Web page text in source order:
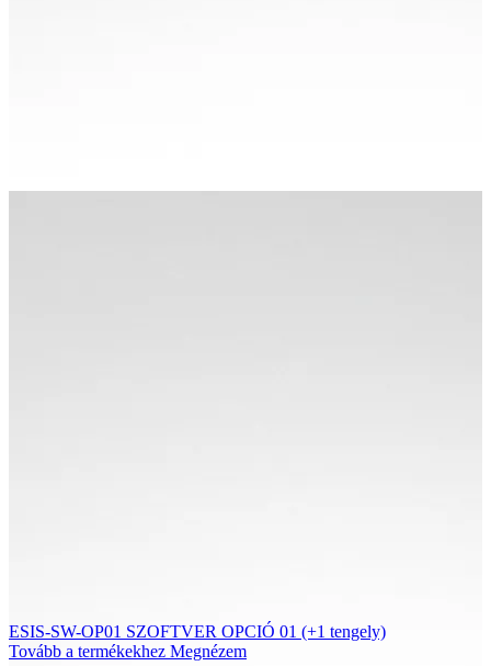
ESIS-SW-OP01 SZOFTVER OPCIÓ 01 (+1 tengely)
Tovább a termékekhez Megnézem